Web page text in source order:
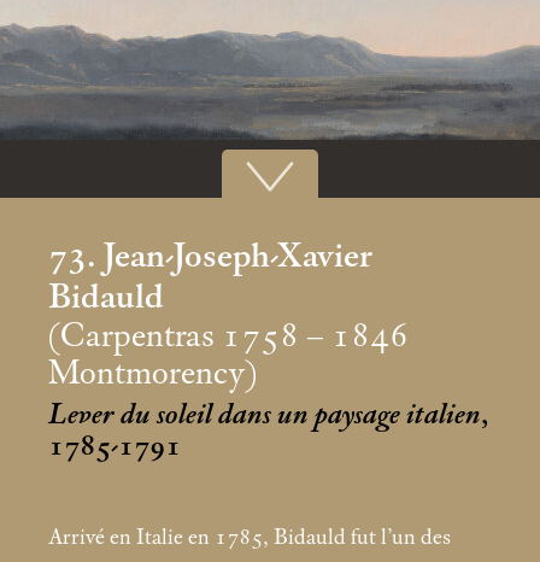
73. Jean-Joseph-Xavier
Bidauld
(Carpentras 1758 – 1846
Montmorency)
Lever du soleil dans un paysage italien,
1785-1791
Arrivé en Italie en 1785, Bidauld fut l’un des